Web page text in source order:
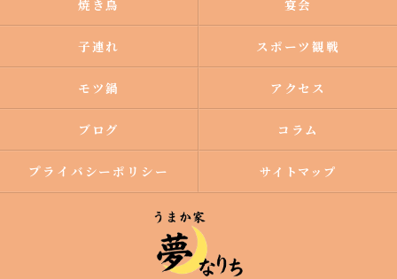
焼き鳥 宴会
子連れ スポーツ観戦
モツ鍋 アクセス
ブログ コラム
プライバシーポリシー サイトマップ